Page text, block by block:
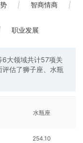
| 智商情商 |
职业发展
6大领域共计57项关
估了狮子座、水瓶
水瓶座
254.10